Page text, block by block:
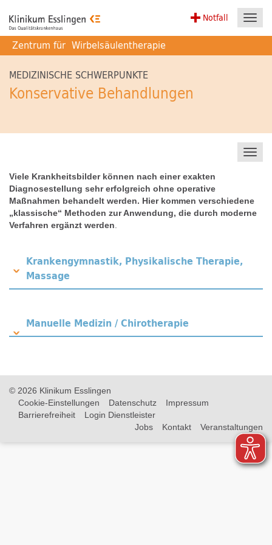
Notfall
Zentrum für Wirbelsäulentherapie
MEDIZINISCHE SCHWERPUNKTE
Konservative Behandlungen
Viele Krankheitsbilder können nach einer exakten
Diagnosestellung sehr erfolgreich ohne operative
Maßnahmen behandelt werden. Hier kommen verschiedene
„klassische“ Methoden zur Anwendung, die durch moderne
Verfahren ergänzt werden
Krankengymnastik, Physikalische Therapie,
Massage
Manuelle Medizin / Chirotherapie
© 2026 Klinikum Esslingen
Cookie-Einstellungen
Datenschutz
Impressum
Barrierefreiheit
Login Dienstleister
Jobs
Kontakt Veranstaltungen